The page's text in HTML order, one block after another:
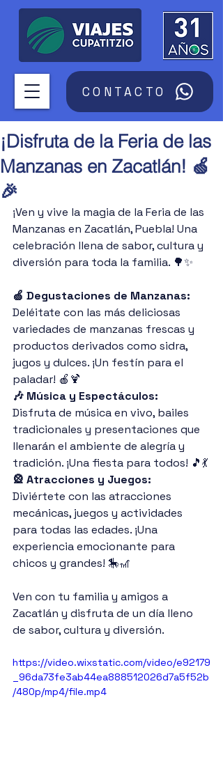
CONTACTO
¡Disfruta de la Feria de las
Manzanas en Zacatlán! 🍏
🎉
¡Ven y vive la magia de la Feria de las
Manzanas en Zacatlán, Puebla! Una
celebración llena de sabor, cultura y
diversión para toda la familia. 🌳✨
🍏 Degustaciones de Manzanas:
Deléitate con las más deliciosas
variedades de manzanas frescas y
productos derivados como sidra,
jugos y dulces. ¡Un festín para el
paladar! 🍎🍹
🎶 Música y Espectáculos:
Disfruta de música en vivo, bailes
tradicionales y presentaciones que
llenarán el ambiente de alegría y
tradición. ¡Una fiesta para todos! 🎵💃
🎡 Atracciones y Juegos:
Diviértete con las atracciones
mecánicas, juegos y actividades
para todas las edades. ¡Una
experiencia emocionante para
chicos y grandes! 🎠🎢
Ven con tu familia y amigos a
Zacatlán y disfruta de un día lleno
de sabor, cultura y diversión.
https://video.wixstatic.com/video/e92179
_96da73fe3ab44ea888512026d7a5f52b
/480p/mp4/file.mp4